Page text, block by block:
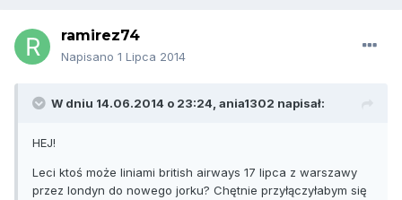
ramirez74
Napisano 1 Lipca 2014
W dniu 14.06.2014 o 23:24, ania1302 napisał:
HEJ!
Leci ktoś może liniami british airways 17 lipca z warszawy
przez londyn do nowego jorku? Chętnie przyłączyłabym się